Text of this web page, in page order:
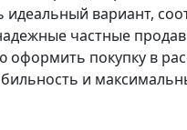
идеальный вариант,
частные
покупку в
и